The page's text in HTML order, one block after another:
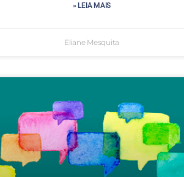
» LEIA MAIS
Eliane Mesquita